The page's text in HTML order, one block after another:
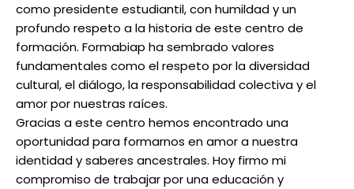
como presidente estudiantil, con humildad y un
profundo respeto a la historia de este centro de
formación. Formabiap ha sembrado valores
fundamentales como el respeto por la diversidad
cultural, el diálogo, la responsabilidad colectiva y el
amor por nuestras raíces.
Gracias a este centro hemos encontrado una
oportunidad para formarnos en amor a nuestra
identidad y saberes ancestrales. Hoy firmo mi
compromiso de trabajar por una educación y